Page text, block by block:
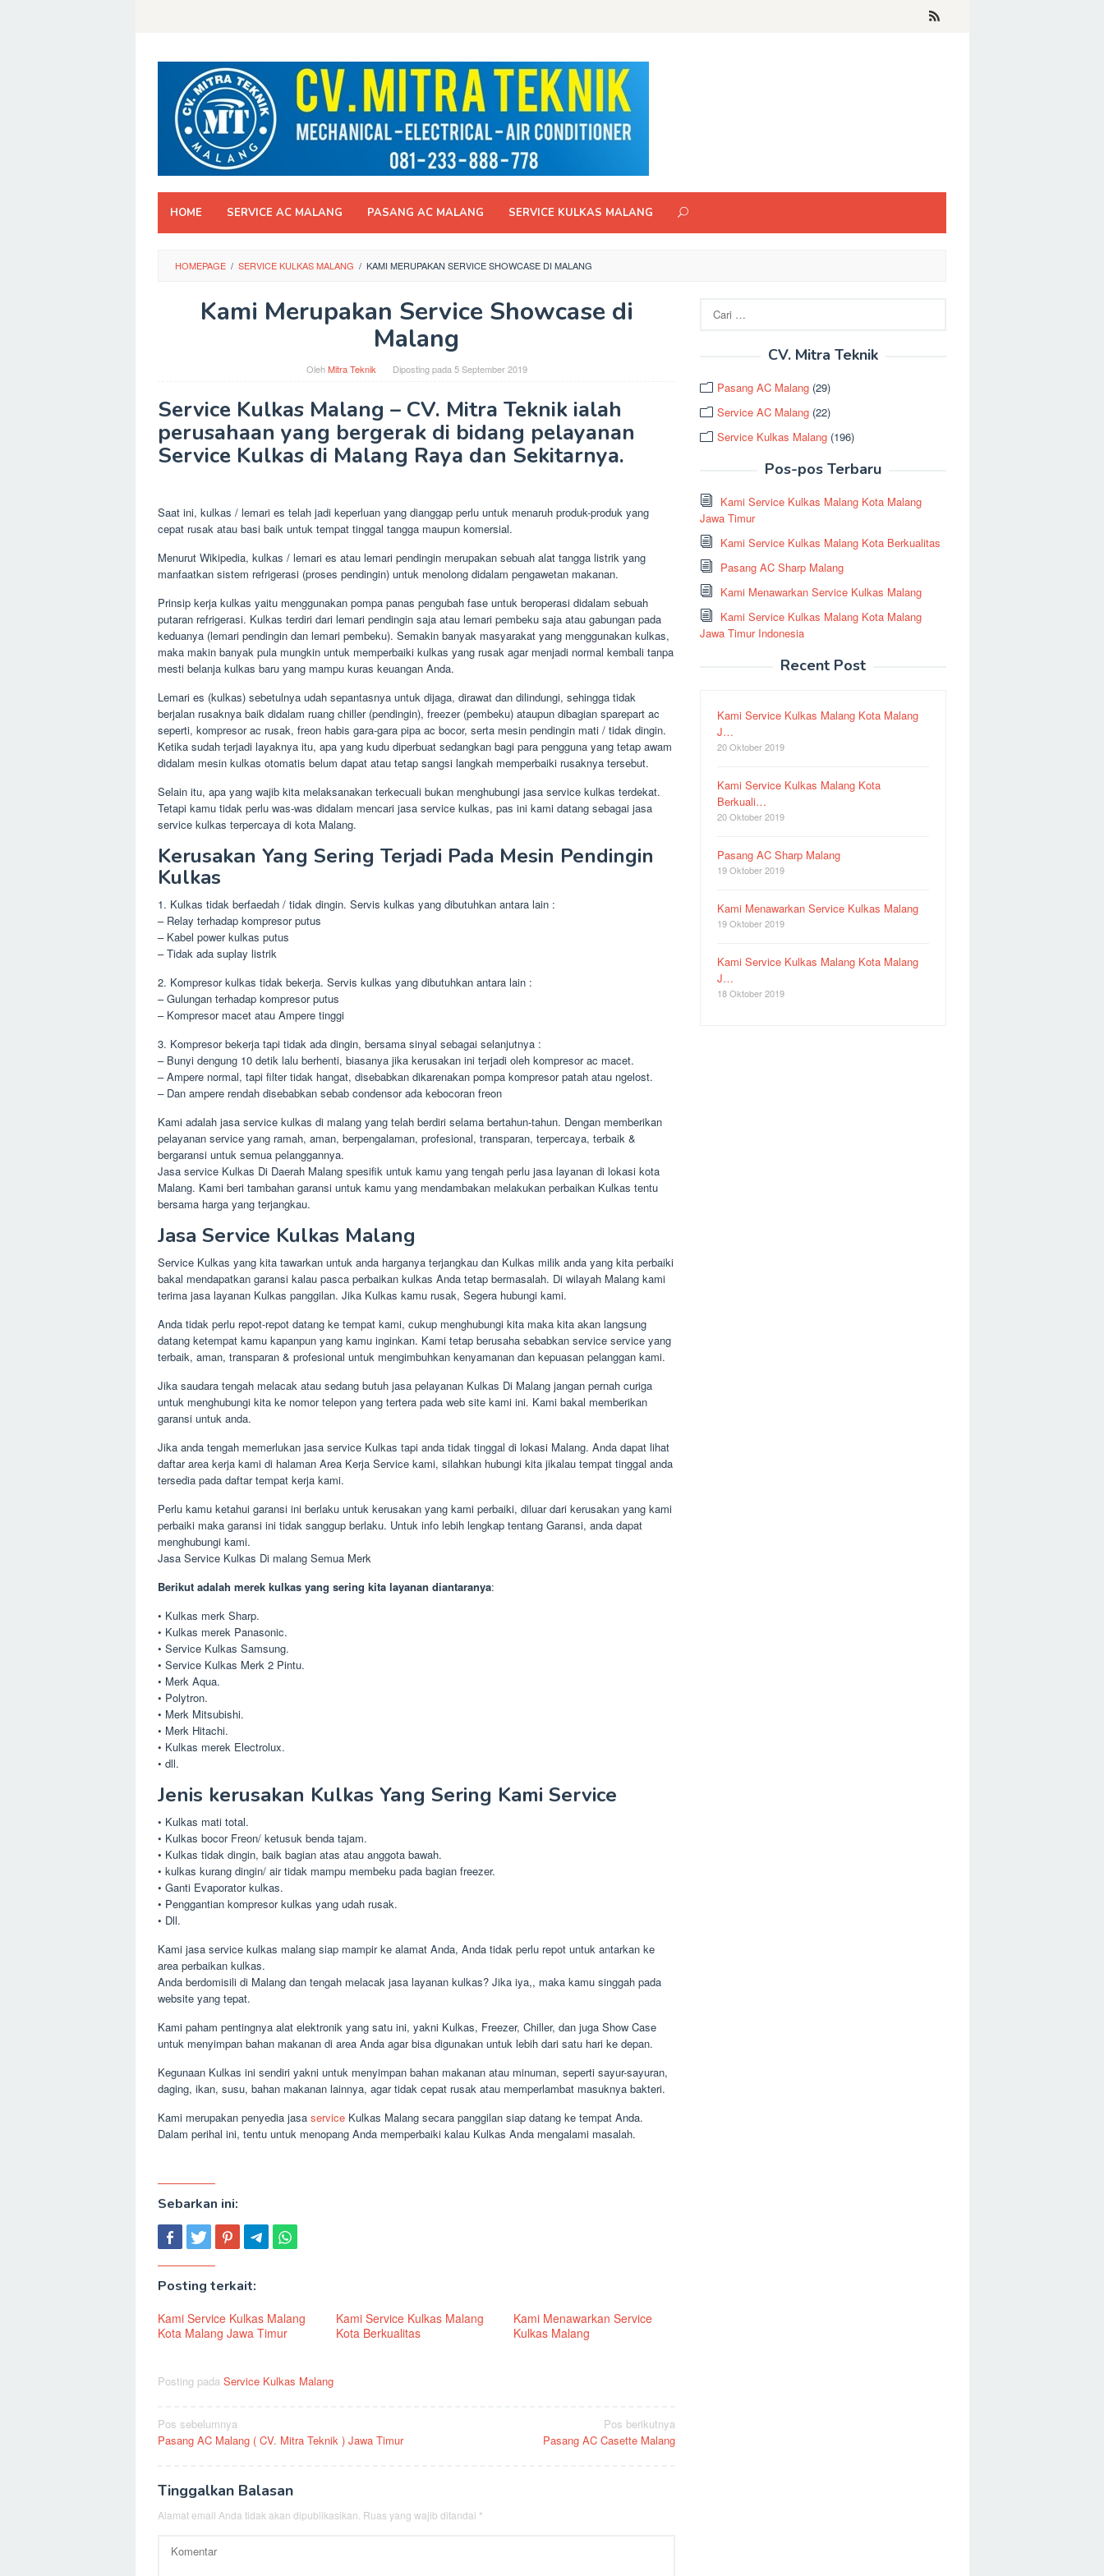
HOME SERVICE AC MALANG PASANG AC MALANG SERVICE KULKAS MALANG
HOMEPAGE / SERVICE KULKAS MALANG / KAMI MERUPAKAN SERVICE SHOWCASE DI MALANG
Kami Merupakan Service Showcase di
Malang
OlehMitra Teknik Diposting pada 5 September 2019
Service Kulkas Malang – CV. Mitra Teknik ialah
perusahaan yang bergerak di bidang pelayanan
Service Kulkas di Malang Raya dan Sekitarnya.
Saat ini, kulkas / lemari es telah jadi keperluan yang dianggap perlu untuk menaruh produk-produk yang
cepat rusak atau basi baik untuk tempat tinggal tangga maupun komersial.
Menurut Wikipedia, kulkas / lemari es atau lemari pendingin merupakan sebuah alat tangga listrik yang
manfaatkan sistem refrigerasi (proses pendingin) untuk menolong didalam pengawetan makanan.
Prinsip kerja kulkas yaitu menggunakan pompa panas pengubah fase untuk beroperasi didalam sebuah
putaran refrigerasi. Kulkas terdiri dari lemari pendingin saja atau lemari pembeku saja atau gabungan pada
keduanya (lemari pendingin dan lemari pembeku). Semakin banyak masyarakat yang menggunakan kulkas,
maka makin banyak pula mungkin untuk memperbaiki kulkas yang rusak agar menjadi normal kembali tanpa
mesti belanja kulkas baru yang mampu kuras keuangan Anda.
Lemari es (kulkas) sebetulnya udah sepantasnya untuk dijaga, dirawat dan dilindungi, sehingga tidak
berjalan rusaknya baik didalam ruang chiller (pendingin), freezer (pembeku) ataupun dibagian sparepart ac
seperti, kompresor ac rusak, freon habis gara-gara pipa ac bocor, serta mesin pendingin mati / tidak dingin.
Ketika sudah terjadi layaknya itu, apa yang kudu diperbuat sedangkan bagi para pengguna yang tetap awam
didalam mesin kulkas otomatis belum dapat atau tetap sangsi langkah memperbaiki rusaknya tersebut.
Selain itu, apa yang wajib kita melaksanakan terkecuali bukan menghubungi jasa service kulkas terdekat.
Tetapi kamu tidak perlu was-was didalam mencari jasa service kulkas, pas ini kami datang sebagai jasa
service kulkas terpercaya di kota Malang.
Kerusakan Yang Sering Terjadi Pada Mesin Pendingin
Kulkas
1. Kulkas tidak berfaedah / tidak dingin. Servis kulkas yang dibutuhkan antara lain :
– Relay terhadap kompresor putus
– Kabel power kulkas putus
– Tidak ada suplay listrik
2. Kompresor kulkas tidak bekerja. Servis kulkas yang dibutuhkan antara lain :
– Gulungan terhadap kompresor putus
– Kompresor macet atau Ampere tinggi
3. Kompresor bekerja tapi tidak ada dingin, bersama sinyal sebagai selanjutnya :
– Bunyi dengung 10 detik lalu berhenti, biasanya jika kerusakan ini terjadi oleh kompresor ac macet.
– Ampere normal, tapi filter tidak hangat, disebabkan dikarenakan pompa kompresor patah atau ngelost.
– Dan ampere rendah disebabkan sebab condensor ada kebocoran freon
Kami adalah jasa service kulkas di malang yang telah berdiri selama bertahun-tahun. Dengan memberikan
pelayanan service yang ramah, aman, berpengalaman, profesional, transparan, terpercaya, terbaik &
bergaransi untuk semua pelanggannya.
Jasa service Kulkas Di Daerah Malang spesifik untuk kamu yang tengah perlu jasa layanan di lokasi kota
Malang. Kami beri tambahan garansi untuk kamu yang mendambakan melakukan perbaikan Kulkas tentu
bersama harga yang terjangkau.
Jasa Service Kulkas Malang
Service Kulkas yang kita tawarkan untuk anda harganya terjangkau dan Kulkas milik anda yang kita perbaiki
bakal mendapatkan garansi kalau pasca perbaikan kulkas Anda tetap bermasalah. Di wilayah Malang kami
terima jasa layanan Kulkas panggilan. Jika Kulkas kamu rusak, Segera hubungi kami.
Anda tidak perlu repot-repot datang ke tempat kami, cukup menghubungi kita maka kita akan langsung
datang ketempat kamu kapanpun yang kamu inginkan. Kami tetap berusaha sebabkan service service yang
terbaik, aman, transparan & profesional untuk mengimbuhkan kenyamanan dan kepuasan pelanggan kami.
Jika saudara tengah melacak atau sedang butuh jasa pelayanan Kulkas Di Malang jangan pernah curiga
untuk menghubungi kita ke nomor telepon yang tertera pada web site kami ini. Kami bakal memberikan
garansi untuk anda.
Jika anda tengah memerlukan jasa service Kulkas tapi anda tidak tinggal di lokasi Malang. Anda dapat lihat
daftar area kerja kami di halaman Area Kerja Service kami, silahkan hubungi kita jikalau tempat tinggal anda
tersedia pada daftar tempat kerja kami.
Perlu kamu ketahui garansi ini berlaku untuk kerusakan yang kami perbaiki, diluar dari kerusakan yang kami
perbaiki maka garansi ini tidak sanggup berlaku. Untuk info lebih lengkap tentang Garansi, anda dapat
menghubungi kami.
Jasa Service Kulkas Di malang Semua Merk
Berikut adalah merek kulkas yang sering kita layanan diantaranya:
• Kulkas merk Sharp.
• Kulkas merek Panasonic.
• Service Kulkas Samsung.
• Service Kulkas Merk 2 Pintu.
• Merk Aqua.
• Polytron.
• Merk Mitsubishi.
• Merk Hitachi.
• Kulkas merek Electrolux.
• dll.
Jenis kerusakan Kulkas Yang Sering Kami Service
• Kulkas mati total.
• Kulkas bocor Freon/ ketusuk benda tajam.
• Kulkas tidak dingin, baik bagian atas atau anggota bawah.
• kulkas kurang dingin/ air tidak mampu membeku pada bagian freezer.
• Ganti Evaporator kulkas.
• Penggantian kompresor kulkas yang udah rusak.
• Dll.
Kami jasa service kulkas malang siap mampir ke alamat Anda, Anda tidak perlu repot untuk antarkan ke
area perbaikan kulkas.
Anda berdomisili di Malang dan tengah melacak jasa layanan kulkas? Jika iya,, maka kamu singgah pada
website yang tepat.
Kami paham pentingnya alat elektronik yang satu ini, yakni Kulkas, Freezer, Chiller, dan juga Show Case
untuk menyimpan bahan makanan di area Anda agar bisa digunakan untuk lebih dari satu hari ke depan.
Kegunaan Kulkas ini sendiri yakni untuk menyimpan bahan makanan atau minuman, seperti sayur-sayuran,
daging, ikan, susu, bahan makanan lainnya, agar tidak cepat rusak atau memperlambat masuknya bakteri.
Kami merupakan penyedia jasa service Kulkas Malang secara panggilan siap datang ke tempat Anda.
Dalam perihal ini, tentu untuk menopang Anda memperbaiki kalau Kulkas Anda mengalami masalah.
Sebarkan ini:
Posting terkait:
Kami Service Kulkas Malang
Kota Malang Jawa Timur
Kami Service Kulkas Malang
Kota Berkualitas
Kami Menawarkan Service
Kulkas Malang
Posting pada Service Kulkas Malang
Navigasi
pos
Pos sebelumnya
Pasang AC Malang ( CV. Mitra Teknik ) Jawa Timur
Pos berikutnya
Pasang AC Casette Malang
Tinggalkan Balasan
Alamat email Anda tidak akan dipublikasikan. Ruas yang wajib ditandai *
untuk:
CV. Mitra Teknik
Pasang AC Malang (29)
Service AC Malang (22)
Service Kulkas Malang (196)
Pos-pos Terbaru
Kami Service Kulkas Malang Kota Malang
Jawa Timur
Kami Service Kulkas Malang Kota Berkualitas
Pasang AC Sharp Malang
Kami Menawarkan Service Kulkas Malang
Kami Service Kulkas Malang Kota Malang
Jawa Timur Indonesia
Recent Post
Kami Service Kulkas Malang Kota Malang
J…
20 Oktober 2019
Kami Service Kulkas Malang Kota
Berkuali…
20 Oktober 2019
Pasang AC Sharp Malang
19 Oktober 2019
Kami Menawarkan Service Kulkas Malang
19 Oktober 2019
Kami Service Kulkas Malang Kota Malang
J…
18 Oktober 2019